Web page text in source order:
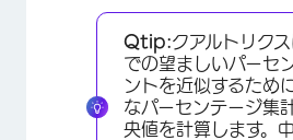
Qtip:クアルトリク
での望ましいパーセ
ントを近似するため
なパーセンテージ集
央値を計算します。